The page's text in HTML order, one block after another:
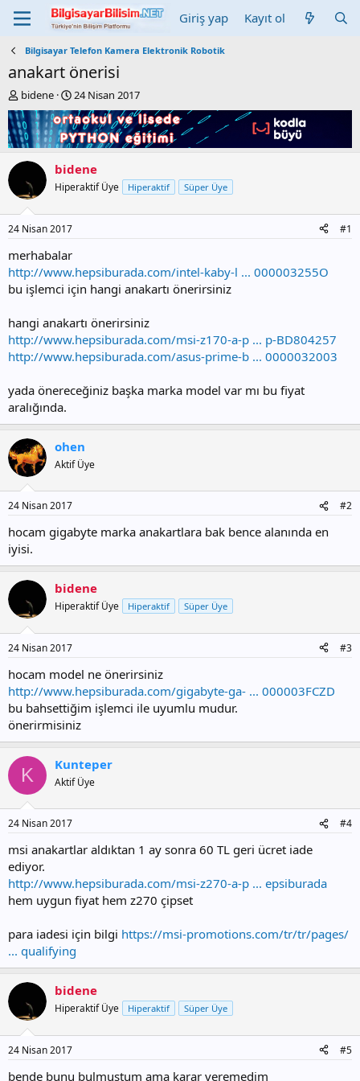
Giriş yap Kayıt ol
Bilgisayar Telefon Kamera Elektronik Robotik
anakart önerisi
K
o
n
b
u
y
u
b
a
ş
l
a
t
a
n
bidene
B
a
ş
l
a
n
ı
a
h
i
24 Nisan 2017
bidene
Hiperaktif Üye Hiperaktif Süper Üye
24 Nisan 2017 #1
merhabalar
http://www.hepsiburada.com/intel-kaby-l ... 000003255O
bu işlemci için hangi anakartı önerirsiniz
hangi anakartı önerirsiniz
http://www.hepsiburada.com/msi-z170-a-p ... p-BD804257
http://www.hepsiburada.com/asus-prime-b ... 0000032003
yada önereceğiniz başka marka model var mı bu fiyat
aralığında.
ohen
Aktif Üye
24 Nisan 2017 #2
hocam gigabyte marka anakartlara bak bence alanında en
iyisi.
bidene
Hiperaktif Üye Hiperaktif Süper Üye
24 Nisan 2017 #3
hocam model ne önerirsiniz
http://www.hepsiburada.com/gigabyte-ga- ... 000003FCZD
bu bahsettiğim işlemci ile uyumlu mudur.
önerirmisiniz
K Kunteper
Aktif Üye
24 Nisan 2017 #4
msi anakartlar aldıktan 1 ay sonra 60 TL geri ücret iade
ediyor.
http://www.hepsiburada.com/msi-z270-a-p ... epsiburada
hem uygun fiyat hem z270 çipset
para iadesi için bilgi https://msi-promotions.com/tr/tr/pages/
... qualifying
bidene
Hiperaktif Üye Hiperaktif Süper Üye
24 Nisan 2017 #5
bende bunu bulmuştum ama karar veremedim